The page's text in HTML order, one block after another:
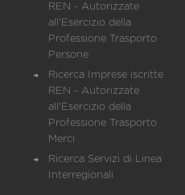
REN - Autorizzate
all'Esercizio della
Professione Trasporto
Persone
Ricerca Imprese iscritte
REN - Autorizzate
all'Esercizio della
Professione Trasporto
Merci
Ricerca Servizi di Linea
Interregionali